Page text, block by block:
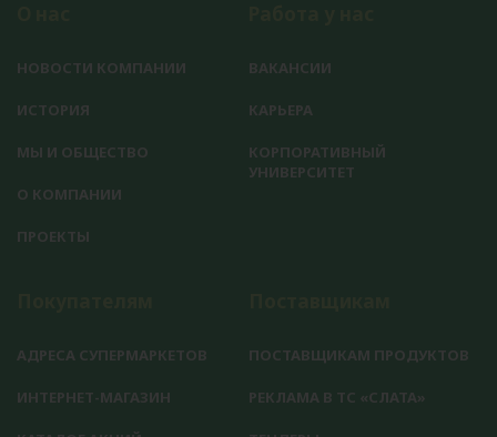
НОВОСТИ КОМПАНИИ
ИСТОРИЯ
МЫ И ОБЩЕСТВО
О КОМПАНИИ
ПРОЕКТЫ
ВАКАНСИИ
КАРЬЕРА
КОРПОРАТИВНЫЙ
УНИВЕРСИТЕТ
АДРЕСА СУПЕРМАРКЕТОВ
ИНТЕРНЕТ-МАГАЗИН
ПОСТАВЩИКАМ ПРОДУКТОВ
РЕКЛАМА В ТС «СЛАТА»